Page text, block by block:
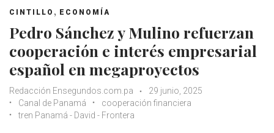
CINTILLO , ECONOMÍA
Pedro Sánchez y Mulino refuerzan
cooperación e interés empresarial
español en megaproyectos
Redacción Ensegundos.com.pa
29 junio, 2025
Canal de Panamá
cooperación financiera
tren Panamá - David - Frontera